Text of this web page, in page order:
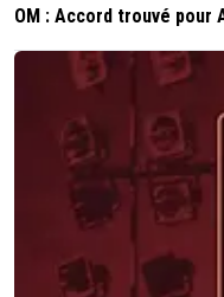
OM : Accord trouvé pour